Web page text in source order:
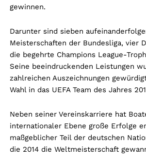
gewinnen.
Darunter sind sieben
Meisterschaften der Bundesliga, vier
die begehrte Champions League-
Seine beeindruckenden Leistungen
zahlreichen Auszeichnungen
Wahl in das UEFA Team des Jahres
Neben seiner Vereinskarriere hat
internationaler Ebene große Erfolge
maßgeblicher Teil der deutschen
die 2014 die Weltmeisterschaft